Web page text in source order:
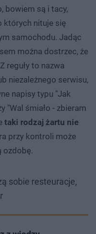
bowiem są i tacy,
których nituje się
samochodu. Jadąc
można dostrzec, że
reguły to nazwa
niezależnego serwisu,
napisy typu "Jak
"Wal śmiało - zbieram
taki rodzaj żartu nie
przy kontroli może
ozdobę.
sobie resteuracje,